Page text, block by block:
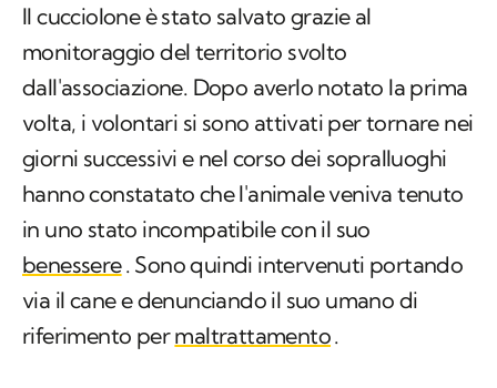
Il cucciolone è stato salvato grazie al
monitoraggio del territorio svolto
dall'associazione. Dopo averlo notato la prima
volta, i volontari si sono attivati per tornare nei
giorni successivi e nel corso dei sopralluoghi
hanno constatato che l'animale veniva tenuto
in uno stato incompatibile con il suo
benessere. Sono quindi intervenuti portando
via il cane e denunciando il suo umano di
riferimento permaltrattamento.